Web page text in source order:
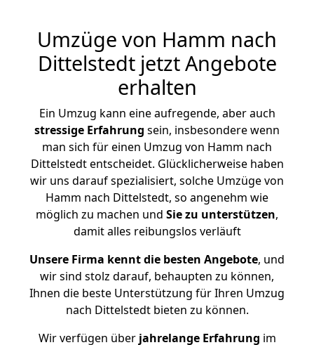
Umzüge von Hamm nach
Dittelstedt jetzt Angebote
erhalten
Ein Umzug kann eine aufregende, aber auch
stressige Erfahrung sein, insbesondere wenn
man sich für einen Umzug von Hamm nach
Dittelstedt entscheidet. Glücklicherweise haben
wir uns darauf spezialisiert, solche Umzüge von
Hamm nach Dittelstedt, so angenehm wie
möglich zu machen und Sie zu unterstützen,
damit alles reibungslos verläuft
Unsere Firma kennt die besten Angebote, und
wir sind stolz darauf, behaupten zu können,
Ihnen die beste Unterstützung für Ihren Umzug
nach Dittelstedt bieten zu können.
Wir verfügen überjahrelange Erfahrung im